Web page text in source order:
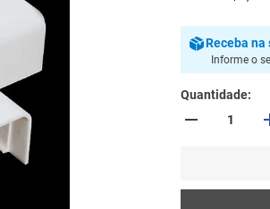
Recebana
Informe o
Quantidade